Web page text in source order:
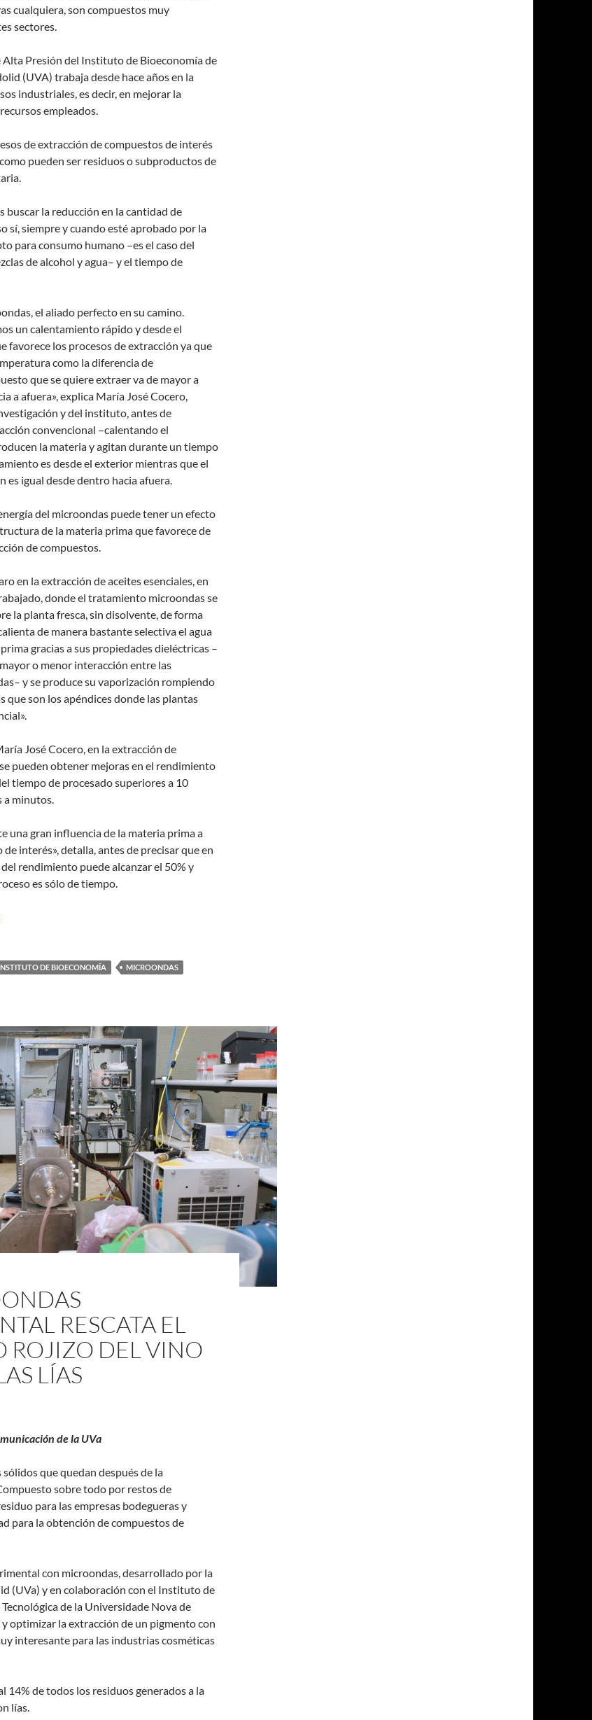
cualquiera, son compuestos muy
sectores.
Alta Presión del Instituto de Bioeconomía de
(UVA) trabaja desde hace años en la
industriales, es decir, en mejorar la
empleados.
de extracción de compuestos de interés
pueden ser residuos o subproductos de
buscar la reducción en la cantidad de
sí, siempre y cuando esté aprobado por la
para consumo humano –es el caso del
de alcohol y agua– y el tiempo de
el aliado perfecto en su camino.
un calentamiento rápido y desde el
favorece los procesos de extracción ya que
como la diferencia de
que se quiere extraer va de mayor a
a afuera», explica María José Cocero,
y del instituto, antes de
convencional –calentando el
la materia y agitan durante un tiempo
es desde el exterior mientras que el
es igual desde dentro hacia afuera.
del microondas puede tener un efecto
de la materia prima que favorece de
de compuestos.
en la extracción de aceites esenciales, en
donde el tratamiento microondas se
la planta fresca, sin disolvente, de forma
de manera bastante selectiva el agua
gracias a sus propiedades dieléctricas –
o menor interacción entre las
y se produce su vaporización rompiendo
que son los apéndices donde las plantas
José Cocero, en la extracción de
pueden obtener mejoras en el rendimiento
tiempo de procesado superiores a 10
a minutos.
una gran influencia de la materia prima a
interés», detalla, antes de precisar que en
rendimiento puede alcanzar el 50% y
es sólo de tiempo.
DE BIOECONOMÍA
MICROONDAS
RESCATA EL
ROJIZO DEL VINO
LÍAS
de la UVa
que quedan después de la
sobre todo por restos de
para las empresas bodegueras y
para la obtención de compuestos de
con microondas, desarrollado por la
(UVa) y en colaboración con el Instituto de
de la Universidade Nova de
optimizar la extracción de un pigmento con
interesante para las industrias cosméticas
14% de todos los residuos generados a la
lías.